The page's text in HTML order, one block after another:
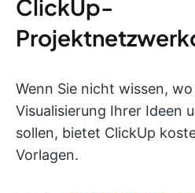
ClickUp-
Wenn Sie nicht wissen,
Visualisierung Ihrer Ideen
sollen, bietet ClickUp
Vorlagen.